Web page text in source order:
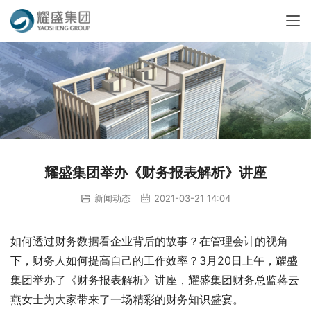
耀盛集团举办《财务报表解析》讲座
新闻动态 2021-03-21 14:04
如何透过财务数据看企业背后的故事？在管理会计的视角
下，财务人如何提高自己的工作效率？3月20日上午，耀盛
集团举办了《财务报表解析》讲座，耀盛集团财务总监蒋云
燕女士为大家带来了一场精彩的财务知识盛宴。